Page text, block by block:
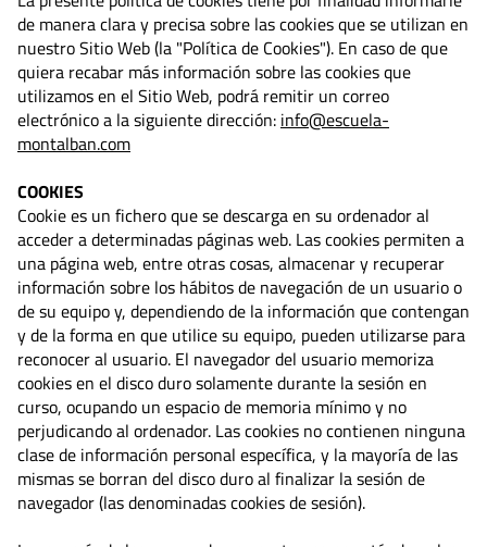
de manera clara y precisa sobre las cookies que se utilizan en
nuestro Sitio Web (la "Política de Cookies"). En caso de que
quiera recabar más información sobre las cookies que
utilizamos en el Sitio Web, podrá remitir un correo
electrónico a la siguiente dirección: info@escuela-
montalban.com
COOKIES
Cookie es un fichero que se descarga en su ordenador al
acceder a determinadas páginas web. Las cookies permiten a
una página web, entre otras cosas, almacenar y recuperar
información sobre los hábitos de navegación de un usuario o
de su equipo y, dependiendo de la información que contengan
y de la forma en que utilice su equipo, pueden utilizarse para
reconocer al usuario. El navegador del usuario memoriza
cookies en el disco duro solamente durante la sesión en
curso, ocupando un espacio de memoria mínimo y no
perjudicando al ordenador. Las cookies no contienen ninguna
clase de información personal específica, y la mayoría de las
mismas se borran del disco duro al finalizar la sesión de
navegador (las denominadas cookies de sesión).